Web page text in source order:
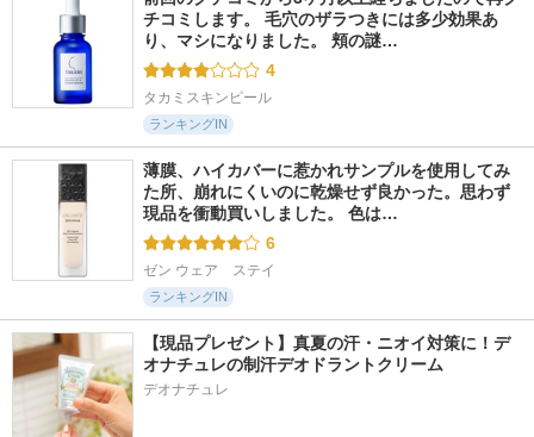
チコミします。 毛穴のザラつきには多少効果あ
り、マシになりました。 頬の謎…
4
タカミスキンピール
ランキングIN
薄膜、ハイカバーに惹かれサンプルを使用してみ
た所、崩れにくいのに乾燥せず良かった。思わず
現品を衝動買いしました。 色は…
6
ゼン ウェア　ステイ
ランキングIN
【現品プレゼント】真夏の汗・ニオイ対策に！デ
オナチュレの制汗デオドラントクリーム
デオナチュレ